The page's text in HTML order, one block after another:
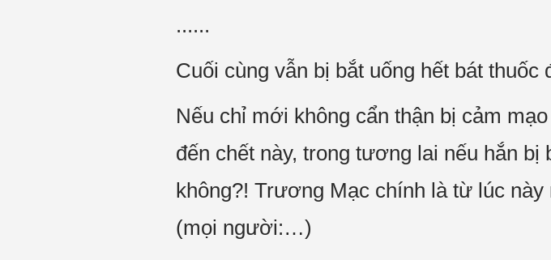
......
Cuối cùng vẫn bị bắt uống hết bát thuốc
Nếu chỉ mới không cẩn thận bị cảm
đến chết này, trong tương lai nếu hắn bị
không?! Trương Mạc chính là từ lúc
(mọi người:…)